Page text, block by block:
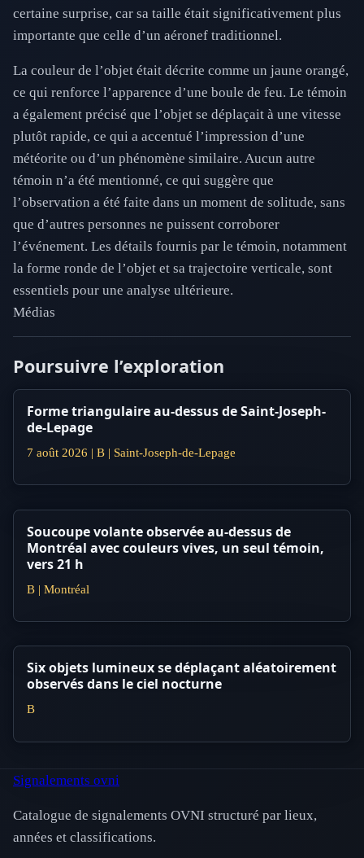
certaine surprise, car sa taille était significativement plus
importante que celle d’un aéronef traditionnel.
La couleur de l’objet était décrite comme un jaune orangé,
ce qui renforce l’apparence d’une boule de feu. Le témoin
a également précisé que l’objet se déplaçait à une vitesse
plutôt rapide, ce qui a accentué l’impression d’une
météorite ou d’un phénomène similaire. Aucun autre
témoin n’a été mentionné, ce qui suggère que
l’observation a été faite dans un moment de solitude, sans
que d’autres personnes ne puissent corroborer
l’événement. Les détails fournis par le témoin, notamment
la forme ronde de l’objet et sa trajectoire verticale, sont
essentiels pour une analyse ultérieure.
Médias
Poursuivre l’exploration
Forme triangulaire au-dessus de Saint-Joseph-
de-Lepage
7 août 2026 | B | Saint-Joseph-de-Lepage
Soucoupe volante observée au-dessus de
Montréal avec couleurs vives, un seul témoin,
vers 21 h
B | Montréal
Six objets lumineux se déplaçant aléatoirement
observés dans le ciel nocturne
B
Signalements ovni
Catalogue de signalements OVNI structuré par lieux,
années et classifications.